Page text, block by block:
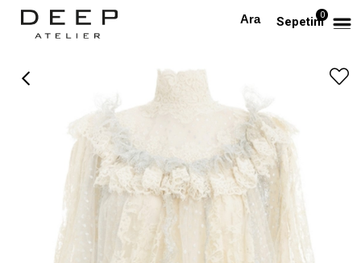
Sepetim0
Anasayfa TÜM ELBİSELER